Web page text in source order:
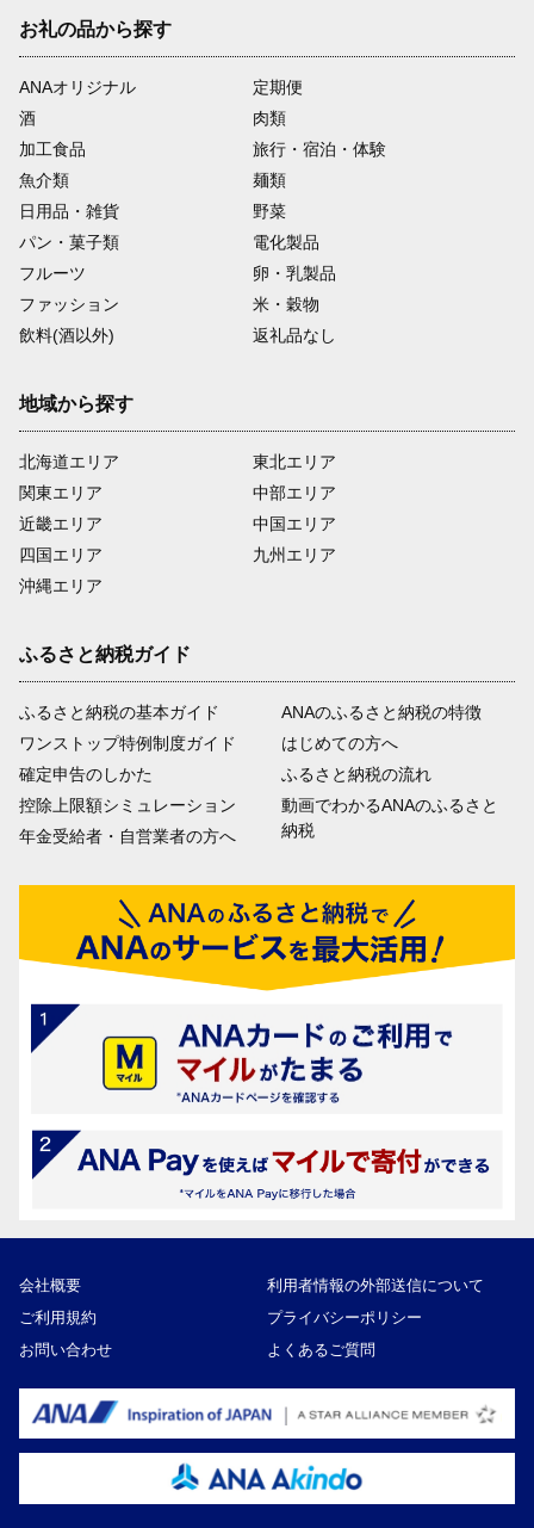
お礼の品から探す
ANAオリジナル
定期便
酒
肉類
加工食品
旅行・宿泊・体験
魚介類
麺類
日用品・雑貨
野菜
パン・菓子類
電化製品
フルーツ
卵・乳製品
ファッション
米・穀物
飲料(酒以外)
返礼品なし
地域から探す
北海道エリア
関東エリア
近畿エリア
四国エリア
沖縄エリア
東北エリア
中部エリア
中国エリア
九州エリア
ふるさと納税ガイド
ふるさと納税の基本ガイド
ワンストップ特例制度ガイド
確定申告のしかた
控除上限額シミュレーション
年金受給者・自営業者の方へ
ANAのふるさと納税の特徴
はじめての方へ
ふるさと納税の流れ
動画でわかるANAのふるさと
納税
会社概要
利用者情報の外部送信について
ご利用規約
プライバシーポリシー
お問い合わせ
よくあるご質問